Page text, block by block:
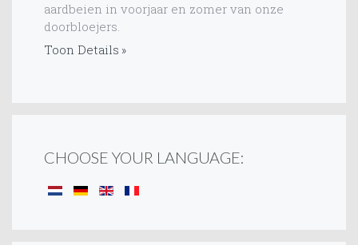
aardbeien in voorjaar en zomer van onze
doorbloejers.
Toon Details
CHOOSE YOUR LANGUAGE: